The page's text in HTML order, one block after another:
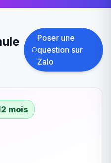
Poser une
question sur
Zalo
mois